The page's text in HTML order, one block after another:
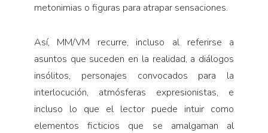
metonimias o figuras para atrapar sensaciones.
Así, MM/VM recurre, incluso al referirse a
asuntos que suceden en la realidad, a diálogos
insólitos, personajes convocados para la
interlocución, atmósferas expresionistas, e
incluso lo que el lector puede intuir como
elementos ficticios que se amalgaman al